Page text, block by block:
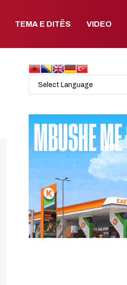
TEMA E DITËS VIDEO